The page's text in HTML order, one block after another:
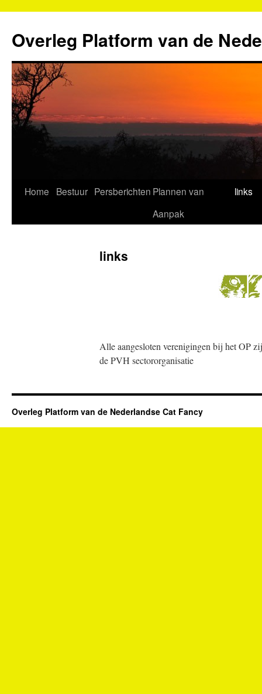
de
inhoud
Overleg Platform van de
Home Bestuur Persberichten Plannen van
Aanpak
links
links
Alle aangesloten verenigingen bij het OP
de PVH sectororganisatie
Overleg Platform van de Nederlandse Cat Fancy